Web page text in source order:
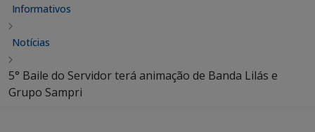
Informativos
Notícias
5° Baile do Servidor terá animação de Banda Lilás e
Grupo Sampri